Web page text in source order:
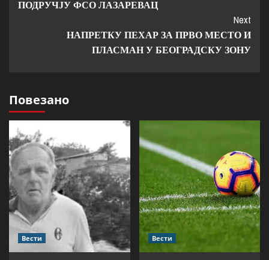
ПОДРУЧЈУ ФСО ЛАЗАРЕВАЦ
Next
НАПРЕТКУ ПЕХАР ЗА ПРВО МЕСТО И
ПЛАСМАН У БЕОГРАДСКУ ЗОНУ
Повезано
Вести Вести